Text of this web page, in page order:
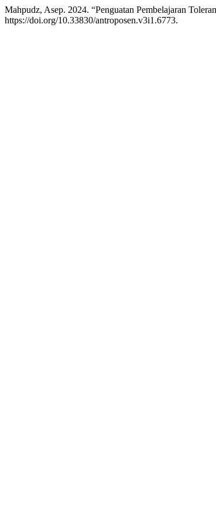
Mahpudz, Asep. 2024. “Penguatan Pembelajaran
https://doi.org/10.33830/antroposen.v3i1.6773.